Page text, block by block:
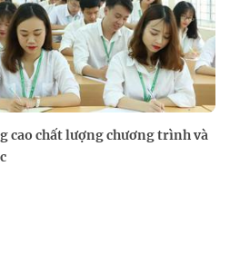
cao chất lượng chương trình và